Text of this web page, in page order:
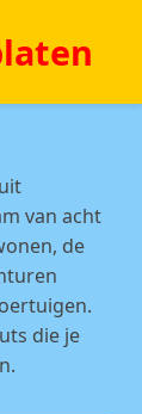
van acht
de
die je